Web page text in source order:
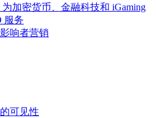
为加密货币、金融科技和 iGaming
服务
响者营销
可见性